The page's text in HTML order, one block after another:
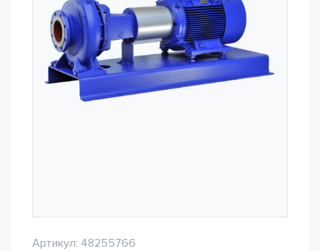
Артикул: 48255766